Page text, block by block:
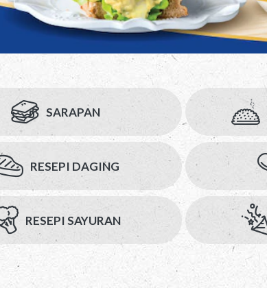
SARAPAN
RESEPI DAGING
RESEPI SAYURAN